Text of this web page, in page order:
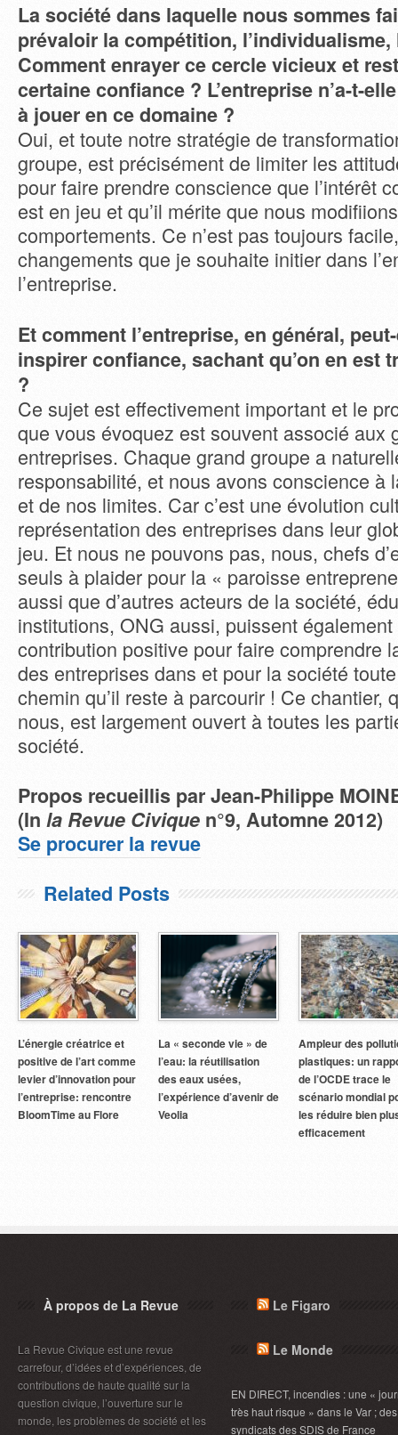
La société dans laquelle nous sommes
prévaloir la compétition,
Comment enrayer ce cercle vicieux et
certaine confiance ? L’entreprise n’a-t-
à jouer en ce domaine ?
Oui, et toute notre stratégie de
groupe, est précisément de limiter les
pour faire prendre conscience que l’intérêt
est en jeu et qu’il mérite que nous
comportements. Ce n’est pas toujours
changements que je souhaite initier dans
l’entreprise.
Et comment l’entreprise, en général,
inspirer confiance, sachant qu’on en est
?
Ce sujet est effectivement important et le
que vous évoquez est souvent associé aux
entreprises. Chaque grand groupe a
responsabilité, et nous avons conscience à
et de nos limites. Car c’est une évolution
représentation des entreprises dans leur
jeu. Et nous ne pouvons pas, nous, chefs
seuls à plaider pour la « paroisse
aussi que d’autres acteurs de la société,
institutions, ONG aussi, puissent
contribution positive pour faire comprendre
des entreprises dans et pour la société
chemin qu’il reste à parcourir ! Ce chantier,
nous, est largement ouvert à toutes les
société.
Propos recueillis par Jean-Philippe
(In la Revue Civique n°9, Automne 2012)
Se procurer la revue
Related Posts
L’énergie créatrice et
positive de l’art comme
levier d’innovation pour
l’entreprise: rencontre
BloomTime au Flore
La « seconde vie » de
l’eau: la réutilisation
des eaux usées,
l’expérience d’avenir de
Veolia
Ampleur des
plastiques: un
de l’OCDE trace le
scénario mondial
les réduire bien
efficacement
À propos de La Revue
La Revue Civique est une revue
carrefour, d’idées et d’expériences, de
contributions de haute qualité sur la
question civique, l’ouverture sur le
monde, les problèmes de société et les
Le Figaro
Le Monde
EN DIRECT, incendies : une «
très haut risque » dans le Var ; des
syndicats des SDIS de France